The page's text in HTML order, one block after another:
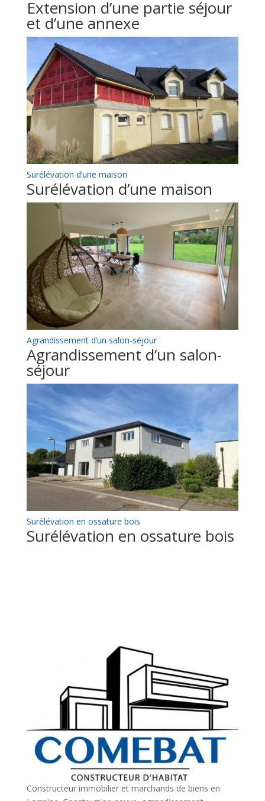
Extension d’une partie séjour
et d’une annexe
Surélévation d’une maison
Surélévation d’une maison
Agrandissement d’un salon-séjour
Agrandissement d’un salon-
séjour
Surélévation en ossature bois
Surélévation en ossature bois
Constructeur immobilier et marchands de biens en